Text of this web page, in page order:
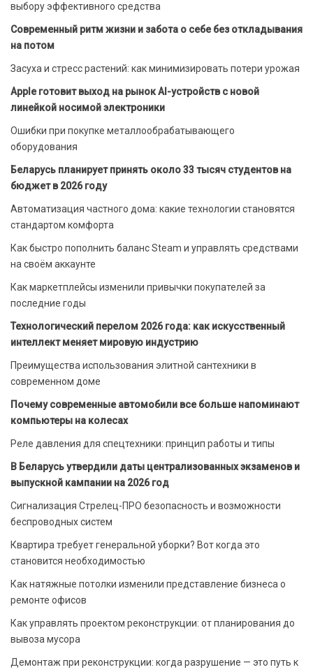
выбору эффективного средства
Современный ритм жизни и забота о себе без откладывания
на потом
Засуха и стресс растений: как минимизировать потери урожая
Apple готовит выход на рынок AI-устройств с новой
линейкой носимой электроники
Ошибки при покупке металлообрабатывающего
оборудования
Беларусь планирует принять около 33 тысяч студентов на
бюджет в 2026 году
Автоматизация частного дома: какие технологии становятся
стандартом комфорта
Как быстро пополнить баланс Steam и управлять средствами
на своём аккаунте
Как маркетплейсы изменили привычки покупателей за
последние годы
Технологический перелом 2026 года: как искусственный
интеллект меняет мировую индустрию
Преимущества использования элитной сантехники в
современном доме
Почему современные автомобили все больше напоминают
компьютеры на колесах
Реле давления для спецтехники: принцип работы и типы
В Беларусь утвердили даты централизованных экзаменов и
выпускной кампании на 2026 год
Сигнализация Стрелец-ПРО безопасность и возможности
беспроводных систем
Квартира требует генеральной уборки? Вот когда это
становится необходимостью
Как натяжные потолки изменили представление бизнеса о
ремонте офисов
Как управлять проектом реконструкции: от планирования до
вывоза мусора
Демонтаж при реконструкции: когда разрушение — это путь к